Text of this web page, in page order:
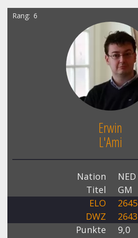
Rang 6
Erwin
L'Ami
Nation
NED
Titel
GM
ELO
2645
DWZ
2643
Punkte
9,0